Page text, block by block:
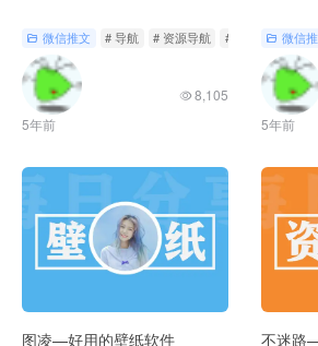
微信推文 # 导航 # 资源导航 # 轻工具
5年前
8,105
微信
5年前
图凌—好用的壁纸软件 不迷路